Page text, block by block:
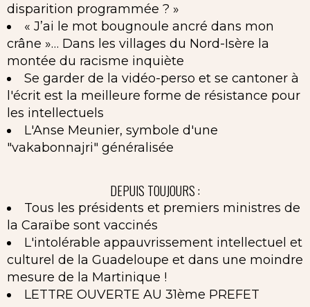
disparition programmée ? »
« J’ai le mot bougnoule ancré dans mon
crâne »… Dans les villages du Nord-Isère la
montée du racisme inquiète
Se garder de la vidéo-perso et se cantoner à
l'écrit est la meilleure forme de résistance pour
les intellectuels
L'Anse Meunier, symbole d'une
"vakabonnajri" généralisée
DEPUIS TOUJOURS :
Tous les présidents et premiers ministres de
la Caraïbe sont vaccinés
L'intolérable appauvrissement intellectuel et
culturel de la Guadeloupe et dans une moindre
mesure de la Martinique !
LETTRE OUVERTE AU 31ème PREFET